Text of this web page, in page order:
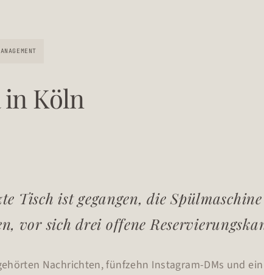
Köln
Tisch ist gegangen, die
vor sich drei offene
Nachrichten, fünfzehn Instagram-DMs und